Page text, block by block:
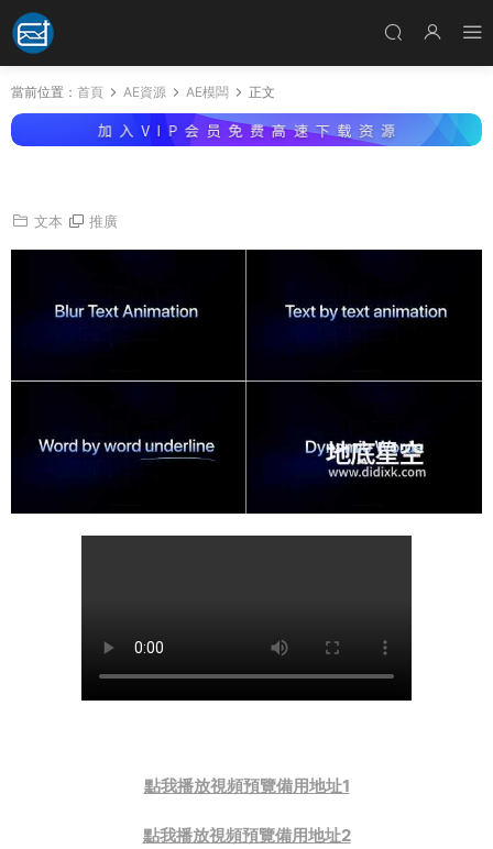
當前位置： 首頁 AE資源 AE模闆 正文
文本 推廣
點我播放視頻預覽備用地址1
點我播放視頻預覽備用地址2